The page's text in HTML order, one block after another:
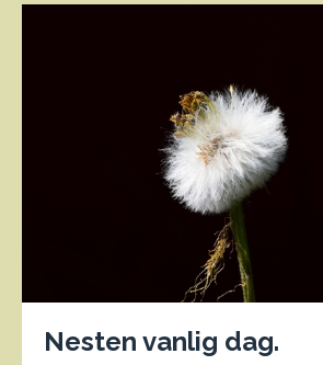
Nesten vanlig dag.